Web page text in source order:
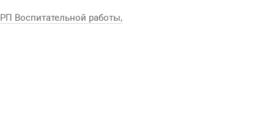
РП Воспитательной работы,